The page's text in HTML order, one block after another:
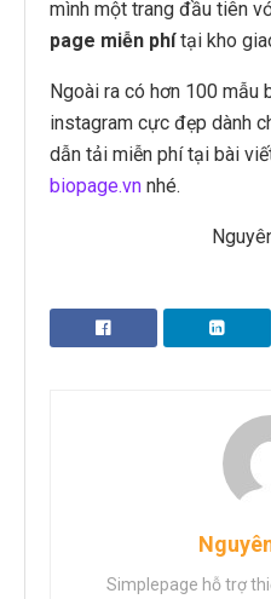
mình một trang đầu tiên
page miễn phítại kho
Ngoài ra có hơn 100 mẫu
instagram cực đẹp dành
dẫn tải miễn phí tại bài
biopage.vn nhé.
Simplepage hỗ trợ